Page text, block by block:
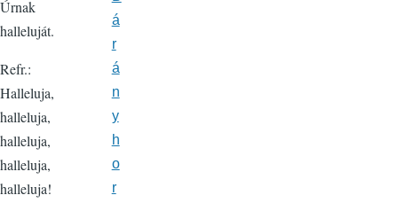
Úrnak
halleluját.
Refr.:
Halleluja,
halleluja,
halleluja,
halleluja,
halleluja!
á
r
á
n
y
h
o
r